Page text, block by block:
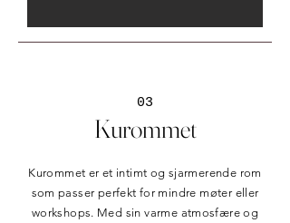
03
Kurommet
Kurommet er et intimt og sjarmerende rom
som passer perfekt for mindre møter eller
workshops. Med sin varme atmosfære og